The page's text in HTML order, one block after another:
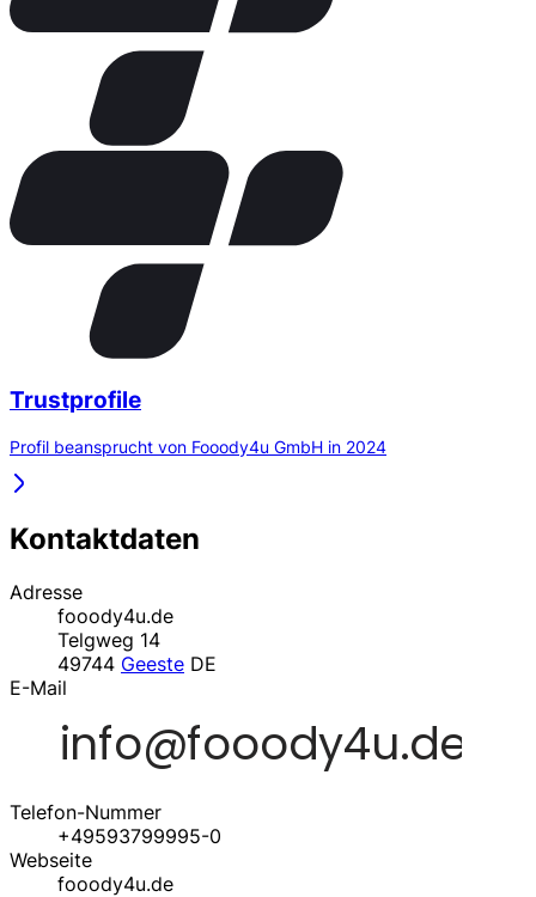
Trustprofile
Profil beansprucht von Fooody4u GmbH in 2024
Kontaktdaten
Adresse
fooody4u.de
Telgweg 14
49744 Geeste DE
E-Mail
Telefon-Nummer
+49593799995-0
Webseite
fooody4u.de